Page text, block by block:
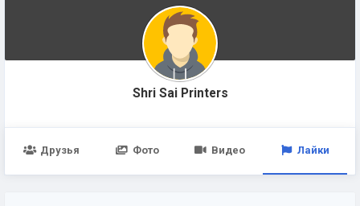
Shri Sai Printers
Друзья Фото Видео Лайки